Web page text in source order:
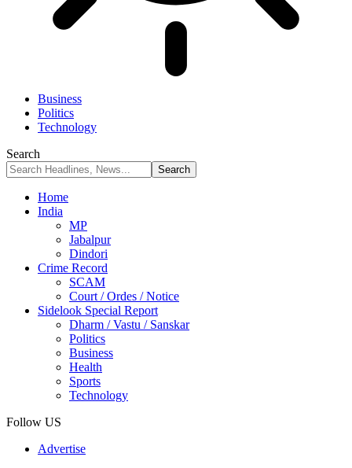
Business
Politics
Technology
Search
Home
India
MP
Jabalpur
Dindori
Crime Record
SCAM
Court / Ordes / Notice
Sidelook Special Report
Dharm / Vastu / Sanskar
Politics
Business
Health
Sports
Technology
Follow US
Advertise